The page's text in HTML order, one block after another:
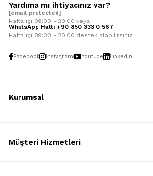
Yardıma mı ihtiyacınız var?
[email protected]
Hafta içi 09:00 - 20:00 veya
WhatsApp Hattı +90 850 333 0 567
Hafta içi 09:00 - 20:00 destek alabilirsiniz
Facebook Instagram Youtube Linkedin
Kurumsal
Müşteri Hizmetleri